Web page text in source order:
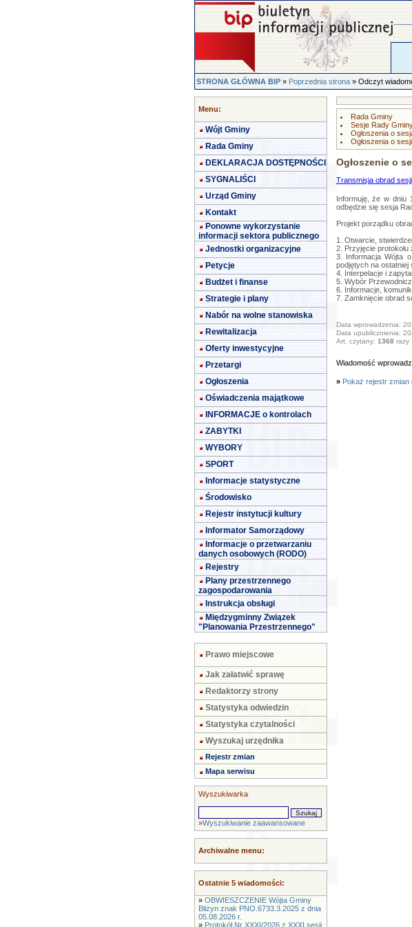
STRONA GŁÓWNA BIP»Poprzednia strona» Odczyt
Menu:
Wójt Gminy
Rada Gminy
DEKLARACJA DOSTĘPNOŚCI
SYGNALIŚCI
Urząd Gminy
Kontakt
Ponowne wykorzystanie
informacji sektora publicznego
Jednostki organizacyjne
Petycje
Budżet i finanse
Strategie i plany
Nabór na wolne stanowiska
Rewitalizacja
Oferty inwestycyjne
Przetargi
Ogłoszenia
Oświadczenia majątkowe
INFORMACJE o kontrolach
ZABYTKI
WYBORY
SPORT
Informacje statystyczne
Środowisko
Rejestr instytucji kultury
Informator Samorządowy
Informacje o przetwarzaniu
danych osobowych (RODO)
Rejestry
Plany przestrzennego
zagospodarowania
Instrukcja obsługi
Międzygminny Związek
"Planowania Przestrzennego"
Prawo miejscowe
Jak załatwić sprawę
Redaktorzy strony
Statystyka odwiedzin
Statystyka czytalności
Wyszukaj urzędnika
Rejestr zmian
Mapa serwisu
Wyszukiwarka
»Wyszukiwanie zaawansowane
Archiwalne menu:
Ostatnie 5 wiadomości:
» OBWIESZCZENIE Wójta Gminy
Bliżyn znak PNO.6733.3.2025 z dnia
05.08.2026 r.
» Protokół Nr XXXI/2026 z XXXI sesji
Rada Gminy
Sesje Rady
Ogłoszenia o
Ogłoszenia o
Ogłoszenie o
Transmisja obrad sesji
Informuję, że w dniu
odbędzie się sesja
Projekt porządku
1. Otwarcie,
2. Przyjęcie protokołu
3. Informacja Wójta
podjętych na ostatniej
4. Interpelacje i
5. Wybór
6. Informacje,
7. Zamknięcie obrad
Data wprowadzenia:
Data upublicznienia:
Art. czytany: 1368 razy
Wiadomość
» Pokaż rejestr zmian